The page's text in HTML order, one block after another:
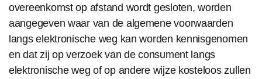
overeenkomst op afstand wordt gesloten, worden
aangegeven waar van de algemene voorwaarden
langs elektronische weg kan worden kennisgenomen
en dat zij op verzoek van de consument langs
elektronische weg of op andere wijze kosteloos zullen